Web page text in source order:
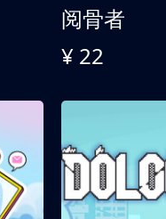
阅骨者
¥ 22